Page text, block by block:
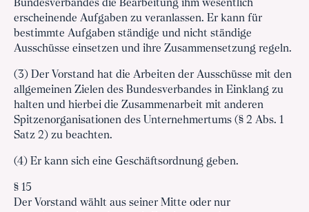
Bundesverbandes die Bearbeitung ihm wesentlich
erscheinende Aufgaben zu veranlassen. Er kann für
bestimmte Aufgaben ständige und nicht ständige
Ausschüsse einsetzen und ihre Zusammensetzung regeln.
(3) Der Vorstand hat die Arbeiten der Ausschüsse mit den
allgemeinen Zielen des Bundesverbandes in Einklang zu
halten und hierbei die Zusammenarbeit mit anderen
Spitzenorganisationen des Unternehmertums (§ 2 Abs. 1
Satz 2) zu beachten.
(4) Er kann sich eine Geschäftsordnung geben.
§ 15
Der Vorstand wählt aus seiner Mitte oder nur